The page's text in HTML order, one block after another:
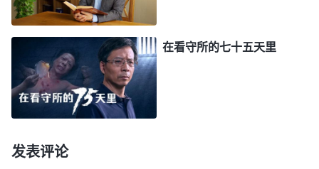
2017年5月，我听说我妈离世了，我心里很痛
苦，更恨共产党，就是因为它追捕迫害我们，害得我
妈这么大年纪跟着担惊受怕，就连临终前也不能见我
们最后一面。一个月后，我又得知我侄女在尽本分时
再次被抓，被判处有期徒刑七年。侄女这么年轻，大
我们只是信神、传
在看守所的七十五天里
发表评论